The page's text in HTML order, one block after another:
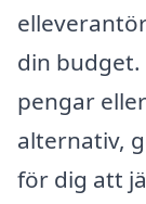
din budget.
pengar
alternativ,
för dig att